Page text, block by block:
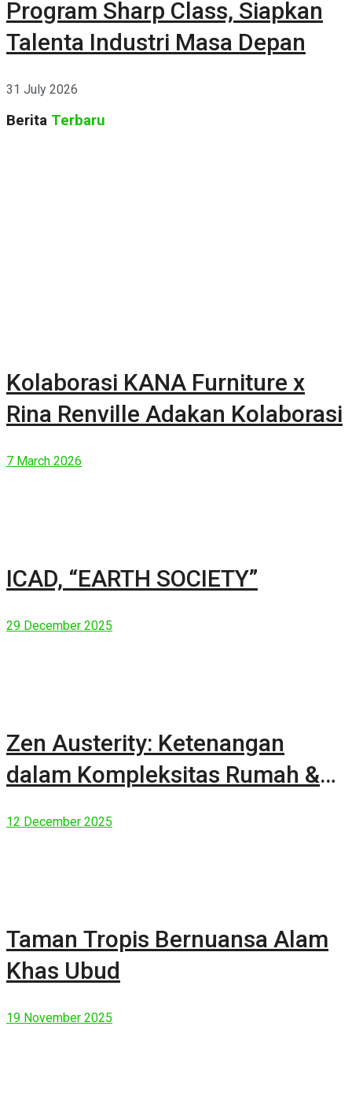
Program Sharp Class, Siapkan
Talenta Industri Masa Depan
31 July 2026
Berita Terbaru
Kolaborasi KANA Furniture x
Rina Renville Adakan Kolaborasi
7 March 2026
ICAD, “EARTH SOCIETY”
29 December 2025
Zen Austerity: Ketenangan
dalam Kompleksitas Rumah &
12 December 2025
Taman Tropis Bernuansa Alam
Khas Ubud
19 November 2025